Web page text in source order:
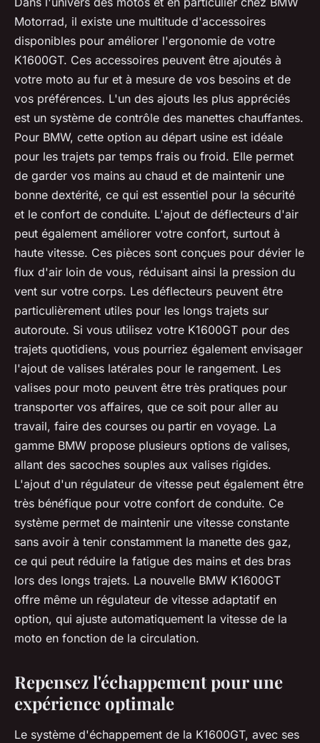
Motorrad, il existe une multitude d'accessoires
disponibles pour améliorer l'ergonomie de votre
K1600GT. Ces accessoires peuvent être ajoutés à
votre moto au fur et à mesure de vos besoins et de
vos préférences. L'un des ajouts les plus appréciés
est un système de contrôle des manettes chauffantes.
Pour BMW, cette option au départ usine est idéale
pour les trajets par temps frais ou froid. Elle permet
de garder vos mains au chaud et de maintenir une
bonne dextérité, ce qui est essentiel pour la sécurité
et le confort de conduite. L'ajout de déflecteurs d'air
peut également améliorer votre confort, surtout à
haute vitesse. Ces pièces sont conçues pour dévier le
flux d'air loin de vous, réduisant ainsi la pression du
vent sur votre corps. Les déflecteurs peuvent être
particulièrement utiles pour les longs trajets sur
autoroute. Si vous utilisez votre K1600GT pour des
trajets quotidiens, vous pourriez également envisager
l'ajout de valises latérales pour le rangement. Les
valises pour moto peuvent être très pratiques pour
transporter vos affaires, que ce soit pour aller au
travail, faire des courses ou partir en voyage. La
gamme BMW propose plusieurs options de valises,
allant des sacoches souples aux valises rigides.
L'ajout d'un régulateur de vitesse peut également être
très bénéfique pour votre confort de conduite. Ce
système permet de maintenir une vitesse constante
sans avoir à tenir constamment la manette des gaz,
ce qui peut réduire la fatigue des mains et des bras
lors des longs trajets. La nouvelle BMW K1600GT
offre même un régulateur de vitesse adaptatif en
option, qui ajuste automatiquement la vitesse de la
moto en fonction de la circulation.
Repensez l'échappement pour une
expérience optimale
Le système d'échappement de la K1600GT, avec ses